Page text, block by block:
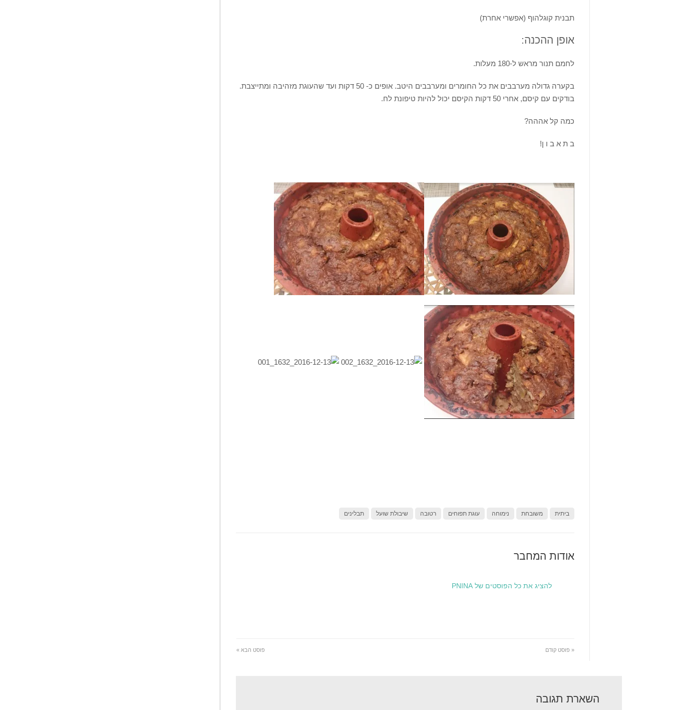
תבנית קוגלהוף (אפשרי אחרת)
אופן ההכנה:
לחמם תנור מראש ל-180 מעלות.
בקערה גדולה מערבבים את כל החומרים ומערבבים היטב. אופים כ- 50 דקות ועד שהעוגת מזהיבה ומתייצבת.
בודקים עם קיסם, אחרי 50 דקות הקיסם יכול להיות טיפונת לח.
כמה קל אההה?
ב ת א ב ו ן!
ביתית משובחת נימוחה עוגת תפוחים רטובה שיבולת שועל תבלינים
אודות המחבר
להציג את כל הפוסטים של PNINA
« פוסט קודם פוסט הבא »
השארת תגובה